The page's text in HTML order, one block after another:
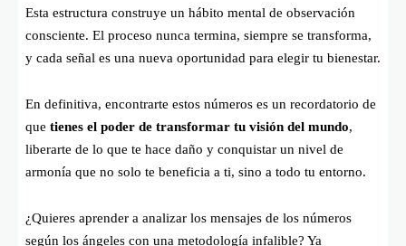
Esta estructura construye un hábito mental de observación
consciente. El proceso nunca termina, siempre se transforma,
y cada señal es una nueva oportunidad para elegir tu bienestar.
En definitiva, encontrarte estos números es un recordatorio de
que tienes el poder de transformar tu visión del mundo,
liberarte de lo que te hace daño y conquistar un nivel de
armonía que no solo te beneficia a ti, sino a todo tu entorno.
¿Quieres aprender a analizar los mensajes de los números
según los ángeles con una metodología infalible? Ya